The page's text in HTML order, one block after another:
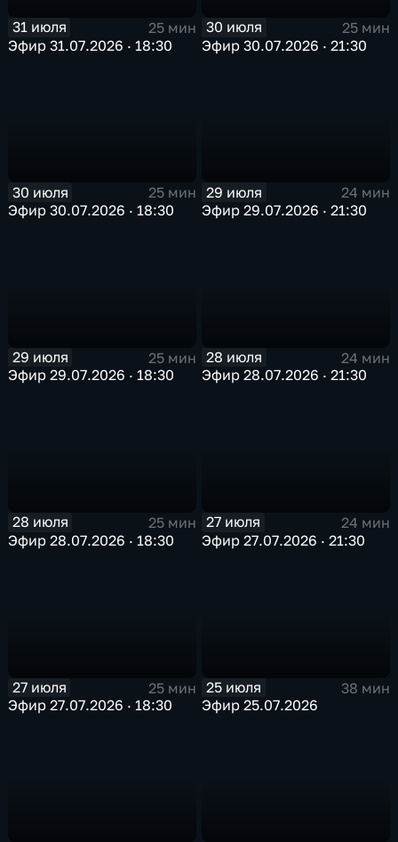
31 июля
25 мин
Эфир 31.07.2026 · 18:30
30 июля
25 мин
Эфир 30.07.2026 · 21:30
30 июля
25 мин
Эфир 30.07.2026 · 18:30
29 июля
24 мин
Эфир 29.07.2026 · 21:30
29 июля
25 мин
Эфир 29.07.2026 · 18:30
28 июля
24 мин
Эфир 28.07.2026 · 21:30
28 июля
25 мин
Эфир 28.07.2026 · 18:30
27 июля
24 мин
Эфир 27.07.2026 · 21:30
27 июля
25 мин
Эфир 27.07.2026 · 18:30
25 июля
38 мин
Эфир 25.07.2026